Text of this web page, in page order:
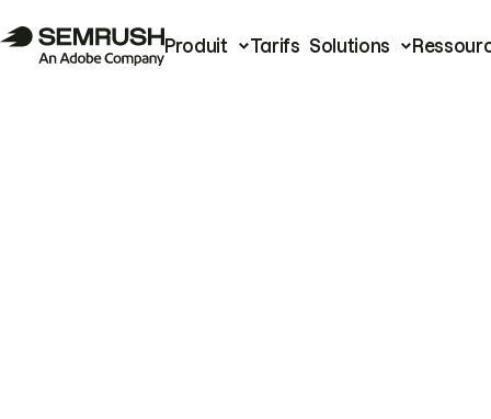
Produit Tarifs Solutions